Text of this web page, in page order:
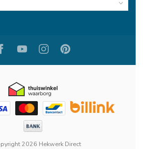
2026 Hekwerk Direct